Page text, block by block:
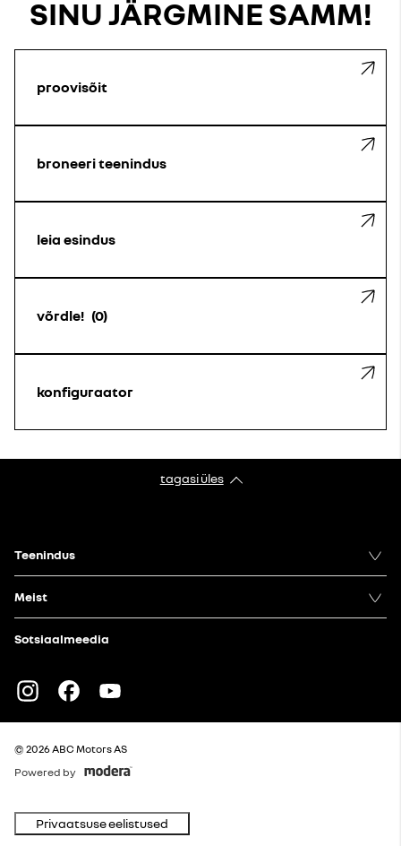
SINU JÄRGMINE SAMM!
proovisõit
broneeri teenindus
leia esindus
võrdle! 0
konfiguraator
tagasi üles
Teenindus
Meist
Sotsiaalmeedia
Instagram
Facebook
© 2026 ABC Motors AS
Powered by